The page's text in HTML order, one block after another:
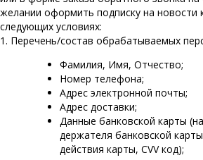
желании оформить подписку на новости
следующих условиях:
1. Перечень/состав обрабатываемых
Фамилия, Имя, Отчество;
Номер телефона;
Адрес электронной почты;
Адрес доставки;
Данные банковской карты
держателя банковской
действия карты, CVV код);